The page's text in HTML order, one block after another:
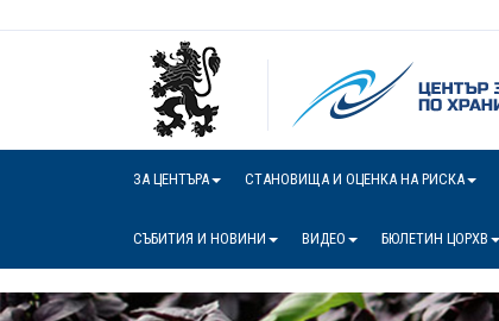
ЗА ЦЕНТЪРА СТАНОВИЩА И ОЦЕНКА НА РИСКА
СЪБИТИЯ И НОВИНИ ВИДЕО БЮЛЕТИН ЦОРХВ